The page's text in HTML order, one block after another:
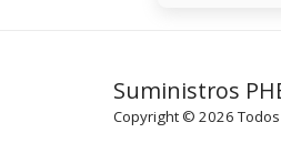
Suministros
Copyright © 2026